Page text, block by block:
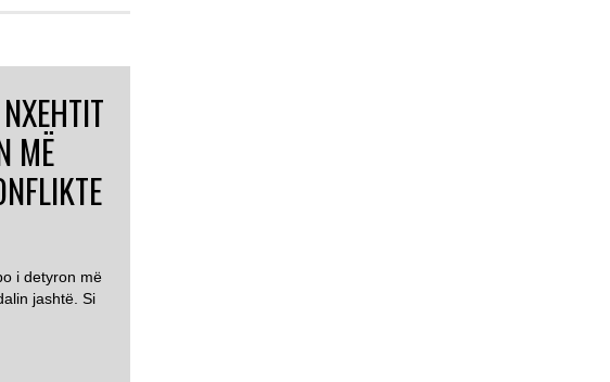
MË
i detyron më
jashtë. Si